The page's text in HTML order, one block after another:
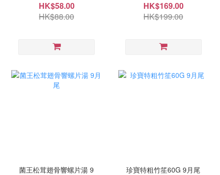
HK$58.00
HK$88.00
HK$169.00
HK$199.00
菌王松茸翅骨響螺片湯 9
珍寶特粗竹笙60G 9月尾